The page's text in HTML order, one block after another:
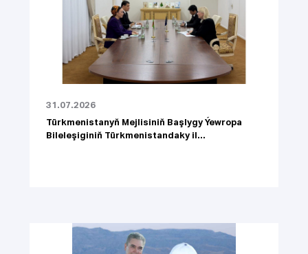
31.07.2026
Türkmenistanyň Mejlisiniň Başlygy Ýewropa
Bileleşiginiň Türkmenistandaky il...